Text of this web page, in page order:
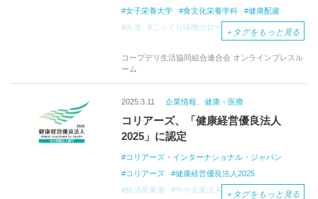
女子栄養大学
食文化栄養学科
健康配慮
弁当
こってり味噌のロースカツ弁当
＋ タグをもっと見る
コープデリ生活協同組合連合会 オンラインプレスル
ーム
2025.3.11 企業情報、健康・医療
コリアーズ、「健康経営優良法人
2025」に認定
コリアーズ・インターナショナル・ジャパン
コリアーズ
健康経営優良法人2025
経済産業省
中小企業法人部門 従業員
健康
＋ タグをもっと見る